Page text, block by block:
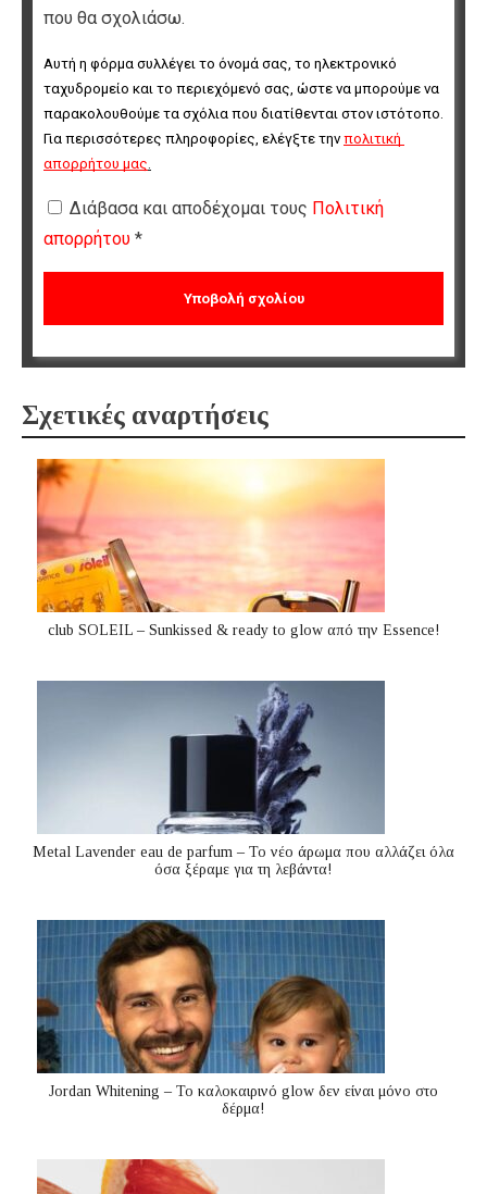
που θα σχολιάσω.
Αυτή η φόρμα συλλέγει το όνομά σας, το ηλεκτρονικό
ταχυδρομείο και το περιεχόμενό σας, ώστε να μπορούμε να
παρακολουθούμε τα σχόλια που διατίθενται στον ιστότοπο.
Για περισσότερες πληροφορίες, ελέγξτε την πολιτική
απορρήτου μας.
Διάβασα και αποδέχομαι τους Πολιτική
απορρήτου *
Σχετικές αναρτήσεις
club SOLEIL – Sunkissed & ready to glow από την Essence!
Metal Lavender eau de parfum – Το νέο άρωμα που αλλάζει όλα
όσα ξέραμε για τη λεβάντα!
Jordan Whitening – Το καλοκαιρινό glow δεν είναι μόνο στο
δέρμα!